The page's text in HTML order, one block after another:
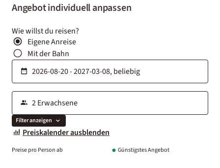
Angebot individuell anpassen
Wie willst du reisen?
Eigene Anreise
Mit der Bahn
Filter anzeigen
Preiskalender ausblenden
Preise pro Person ab Günstigstes Angebot